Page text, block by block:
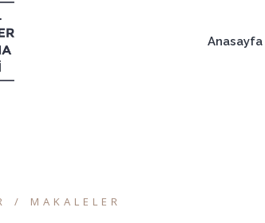
Anasayfa
MAKALELER